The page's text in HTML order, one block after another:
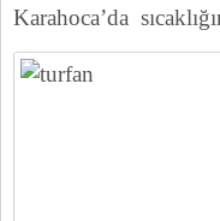
Karahoca’da